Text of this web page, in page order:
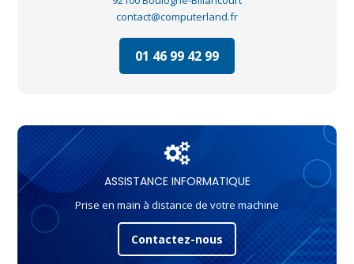
contact@computerland.fr
01 46 99 42 99
ASSISTANCE INFORMATIQUE
Prise en main à distance de votre machine
Contactez-nous